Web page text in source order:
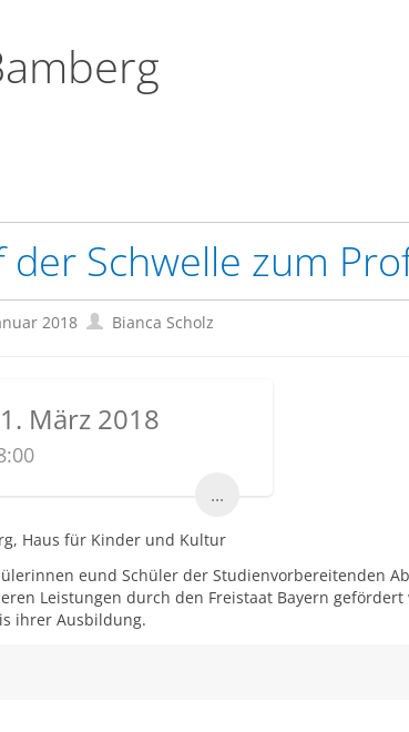
der Schwelle zum
2018 Bianca Scholz
März 2018
...
Haus für Kinder und Kultur
eund Schüler der Studienvorbereitenden
Leistungen durch den Freistaat Bayern
ihrer Ausbildung.